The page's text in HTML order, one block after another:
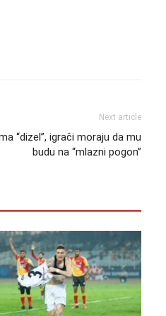
Next article
“dizel”, igrači moraju da mu
budu na “mlazni pogon”